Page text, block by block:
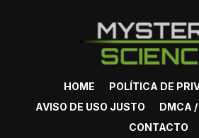
HOME
POLÍTICA DE
AVISO DE USO JUSTO
DMCA
CONTACTO